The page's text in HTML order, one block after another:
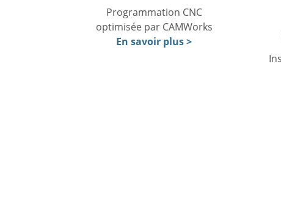
Programmation CNC
optimisée par CAMWorks
En savoir plus >